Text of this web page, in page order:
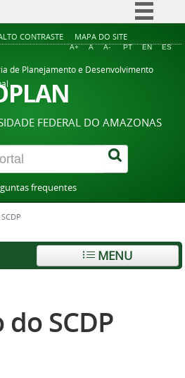
Simplifique!
Acesso à informação
Legislação
Canais
CONTRASTE MAPA DO SITE
A+ A A- PT EN ES
de Planejamento e Desenvolvimento
FEDERAL DO AMAZONAS
frequentes
MENU
SCDP